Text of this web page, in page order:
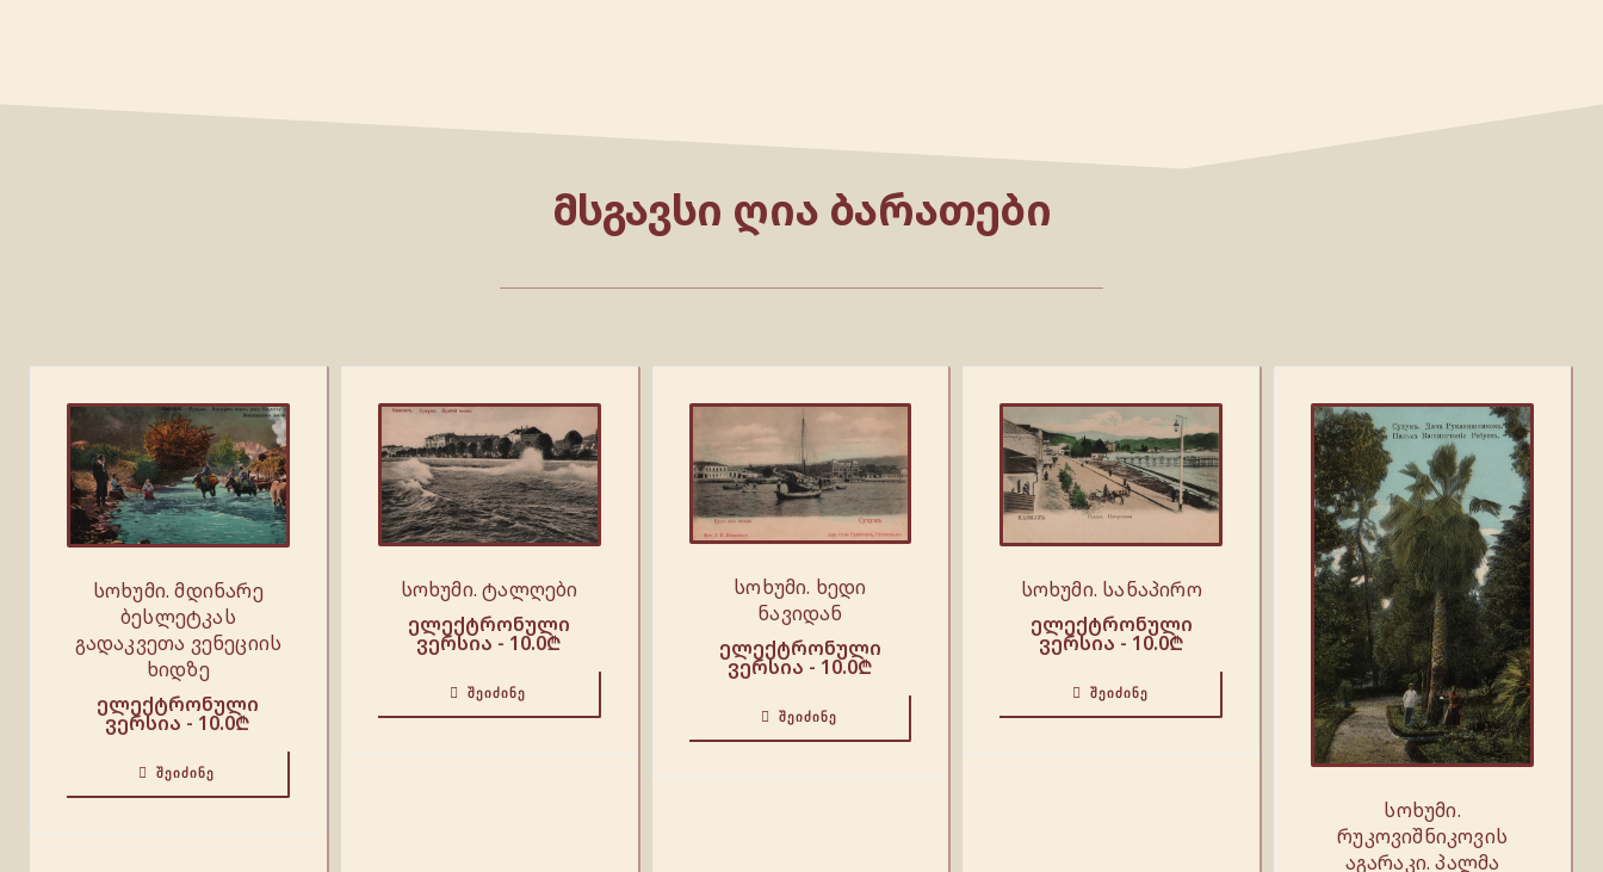
ᲛᲡᲒᲐᲕᲡᲘ ᲦᲘᲐ ᲑᲐᲠᲐᲗᲔᲑᲘ
სოხუმი. მდინარე
ბესლეტკას
გადაკვეთა ვენეციის
ხიდზე
ელექტრონული
ვერსია - 10.0₾
ᲨᲔᲘᲫᲘᲜᲔ
სოხუმი. ტალღები
ელექტრონული
ვერსია - 10.0₾
ᲨᲔᲘᲫᲘᲜᲔ
სოხუმი. ხედი
ნავიდან
ელექტრონული
ვერსია - 10.0₾
ᲨᲔᲘᲫᲘᲜᲔ
სოხუმი. სანაპირო
ელექტრონული
ვერსია - 10.0₾
ᲨᲔᲘᲫᲘᲜᲔ
სოხუმი.
რუკოვიშნიკოვის
აგარაკი. პალმა